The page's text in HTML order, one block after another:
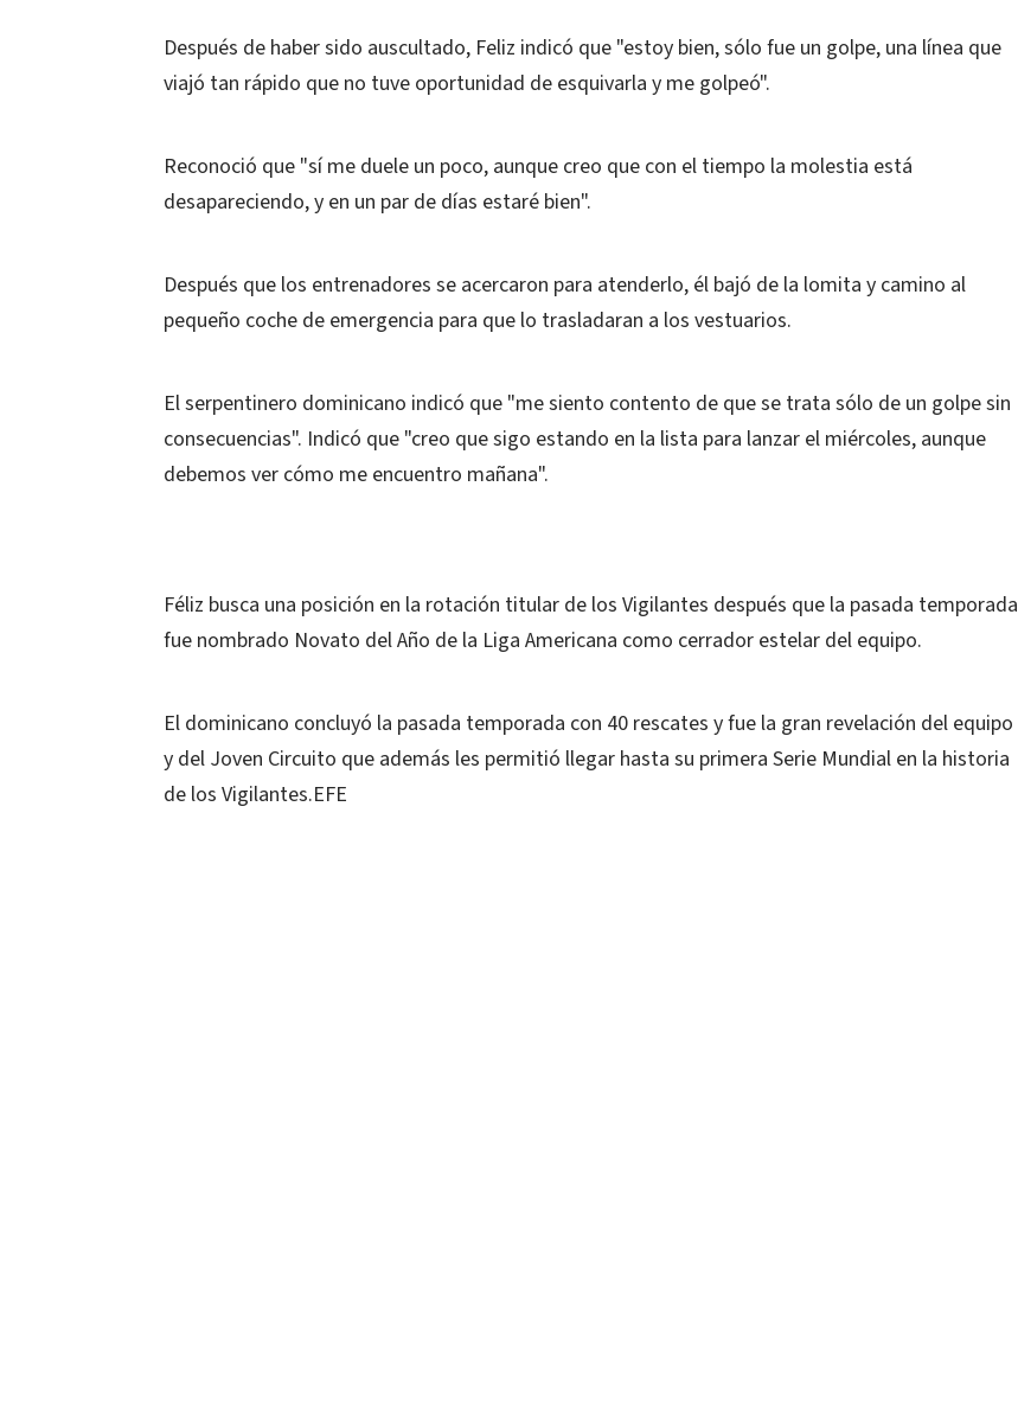
Después de haber sido auscultado, Feliz indicó que "estoy bien, sólo fue un golpe, una línea que
viajó tan rápido que no tuve oportunidad de esquivarla y me golpeó".
Reconoció que "sí me duele un poco, aunque creo que con el tiempo la molestia está
desapareciendo, y en un par de días estaré bien".
Después que los entrenadores se acercaron para atenderlo, él bajó de la lomita y camino al
pequeño coche de emergencia para que lo trasladaran a los vestuarios.
El serpentinero dominicano indicó que "me siento contento de que se trata sólo de un golpe sin
consecuencias". Indicó que "creo que sigo estando en la lista para lanzar el miércoles, aunque
debemos ver cómo me encuentro mañana".
Féliz busca una posición en la rotación titular de los Vigilantes después que la pasada temporada
fue nombrado Novato del Año de la Liga Americana como cerrador estelar del equipo.
El dominicano concluyó la pasada temporada con 40 rescates y fue la gran revelación del equipo
y del Joven Circuito que además les permitió llegar hasta su primera Serie Mundial en la historia
de los Vigilantes.EFE